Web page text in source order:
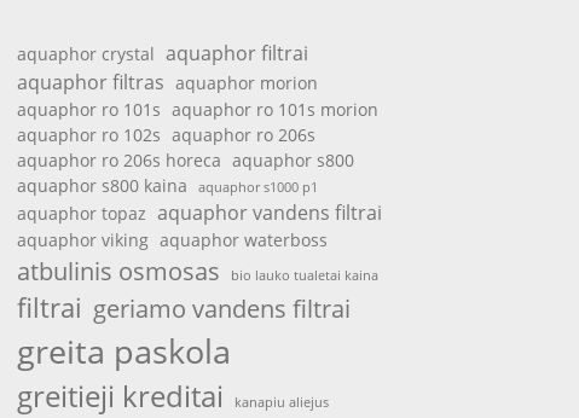
aquaphor crystal aquaphor filtrai
aquaphor filtras aquaphor morion
aquaphor ro 101s aquaphor ro 101s morion
aquaphor ro 102s aquaphor ro 206s
aquaphor ro 206s horeca aquaphor s800
aquaphor s800 kaina
aquaphor s1000 p1
aquaphor topaz aquaphor vandens filtrai
aquaphor viking aquaphor waterboss
atbulinis osmosas bio lauko tualetai kaina
filtrai geriamo vandens filtrai
greita paskola
greitieji kreditai kanapiu aliejus